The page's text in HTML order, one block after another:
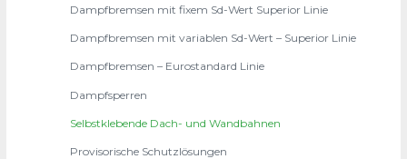
Dampfbremsen mit fixem Sd-Wert Superior Linie
Dampfbremsen mit variablen Sd-Wert – Superior Linie
Dampfbremsen – Eurostandard Linie
Dampfsperren
Selbstklebende Dach- und Wandbahnen
Provisorische Schutzlösungen